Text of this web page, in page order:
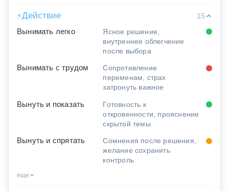
⚡Действие
15
Вынимать легко
Ясное решение,
внутреннее облегчение
после выбора
Вынимать с трудом
Сопротивление
переменам, страх
затронуть важное
Вынуть и показать
Готовность к
откровенности, прояснение
скрытой темы
Вынуть и спрятать
Сомнения после решения,
желание сохранить
контроль
еще